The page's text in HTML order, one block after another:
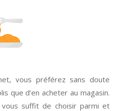
vous préférez sans doute
que d’en acheter au magasin.
suffit de choisir parmi et